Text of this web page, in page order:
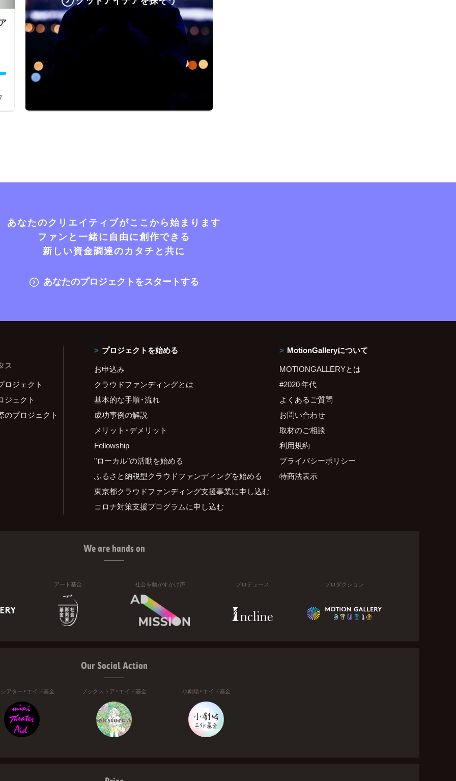
あなたのクリエイティブがここから始まります
ファンと一緒に自由に創作できる
新しい資金調達のカタチと共に
あなたのプロジェクトをスタートする
ス
ロジェクト
ジェクト
のプロジェクト
プロジェクトを始める
お申込み
クラウドファンディングとは
基本的な手順・流れ
成功事例の解説
メリット・デメリット
Fellowship
"ローカル"の活動を始める
ふるさと納税型クラウドファンディングを始める
東京都クラウドファンディング支援事業に申し込む
コロナ対策支援プログラムに申し込む
MotionGalleryについて
MOTIONGALLERYとは
#2020 年代
よくあるご質問
お問い合わせ
取材のご相談
利用規約
プライバシーポリシー
特商法表示
We are hands on
アート基金 社会を動かすかけ声 プロデュース プロダクション
Our Social Action
アター・エイド基金 ブックストア・エイド基金 小劇場・エイド基金